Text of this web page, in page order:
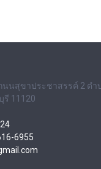
นนสุขาประชาสรรค์ 2 ตำ
รี 11120
6955